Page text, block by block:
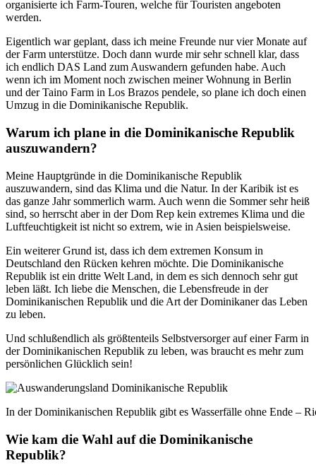
organisierte ich Farm-Touren, welche für Touristen angeboten
werden.
Eigentlich war geplant, dass ich meine Freunde nur vier Monate auf
der Farm unterstütze. Doch dann wurde mir sehr schnell klar, dass
ich endlich DAS Land zum Auswandern gefunden habe. Auch
wenn ich im Moment noch zwischen meiner Wohnung in Berlin
und der Taino Farm in Los Brazos pendele, so plane ich doch einen
Umzug in die Dominikanische Republik.
Warum ich plane in die Dominikanische Republik
auszuwandern?
Meine Hauptgründe in die Dominikanische Republik
auszuwandern, sind das Klima und die Natur. In der Karibik ist es
das ganze Jahr sommerlich warm. Auch wenn die Sommer sehr heiß
sind, so herrscht aber in der Dom Rep kein extremes Klima und die
Luftfeuchtigkeit ist nicht so extrem, wie in Asien beispielsweise.
Ein weiterer Grund ist, dass ich dem extremen Konsum in
Deutschland den Rücken kehren möchte. Die Dominikanische
Republik ist ein dritte Welt Land, in dem es sich dennoch sehr gut
leben läßt. Ich liebe die Menschen, die Lebensfreude in der
Dominikanischen Republik und die Art der Dominikaner das Leben
zu leben.
Und schlußendlich als größtenteils Selbstversorger auf einer Farm in
der Dominikanischen Republik zu leben, was braucht es mehr zum
persönlichen Glücklich sein!
In der Dominikanischen Republik gibt es Wasserfälle ohne Ende –
Wie kam die Wahl auf die Dominikanische
Republik?